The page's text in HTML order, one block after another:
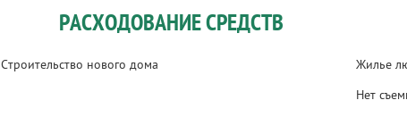
РАСХОДОВАНИЕ СРЕДСТВ
Строительство нового дома
Жилье
Нет